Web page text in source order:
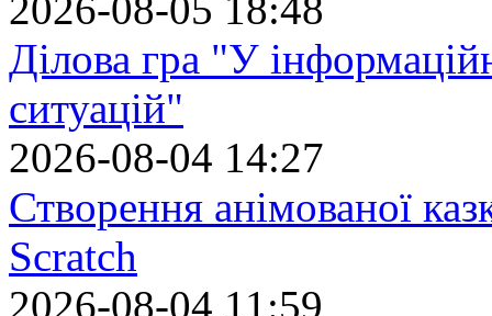
2026-08-05 18:48
Ділова гра "У
ситуацій"
2026-08-04 14:27
Створення анімованої
Scratch
2026-08-04 11:59